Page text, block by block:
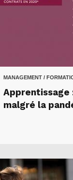
MANAGEMENT /
Apprentissage
malgré la